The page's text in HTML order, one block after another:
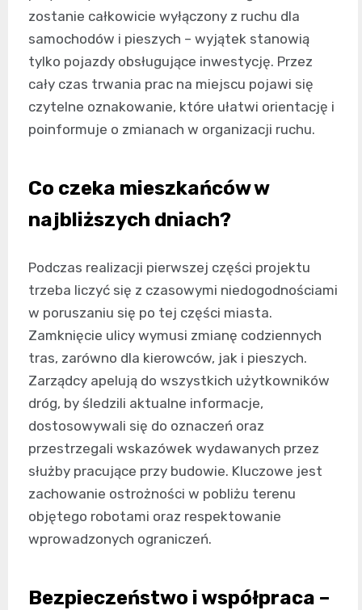
zostanie całkowicie wyłączony z ruchu dla
samochodów i pieszych – wyjątek stanowią
tylko pojazdy obsługujące inwestycję. Przez
cały czas trwania prac na miejscu pojawi się
czytelne oznakowanie, które ułatwi orientację i
poinformuje o zmianach w organizacji ruchu.
Co czeka mieszkańców w
najbliższych dniach?
Podczas realizacji pierwszej części projektu
trzeba liczyć się z czasowymi niedogodnościami
w poruszaniu się po tej części miasta.
Zamknięcie ulicy wymusi zmianę codziennych
tras, zarówno dla kierowców, jak i pieszych.
Zarządcy apelują do wszystkich użytkowników
dróg, by śledzili aktualne informacje,
dostosowywali się do oznaczeń oraz
przestrzegali wskazówek wydawanych przez
służby pracujące przy budowie. Kluczowe jest
zachowanie ostrożności w pobliżu terenu
objętego robotami oraz respektowanie
wprowadzonych ograniczeń.
Bezpieczeństwo i współpraca –